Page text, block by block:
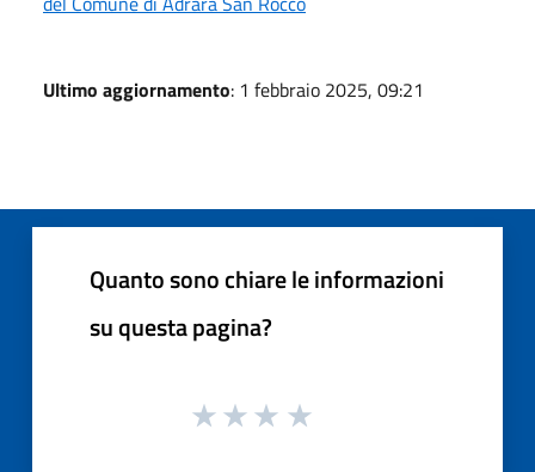
Ultimo aggiornamento: 1 febbraio 2025, 09:21
Quanto sono chiare le informazioni
su questa pagina?